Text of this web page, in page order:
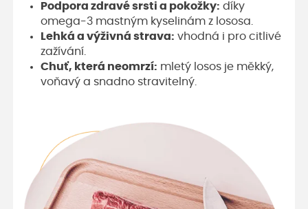
Podpora zdravé srsti a pokožky: díky
omega-3 mastným kyselinám z lososa.
Lehká a výživná strava: vhodná i pro citlivé
zažívání.
Chuť, která neomrzí: mletý losos je měkký,
voňavý a snadno stravitelný.